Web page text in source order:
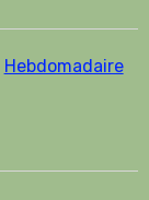
Hebdomadaire